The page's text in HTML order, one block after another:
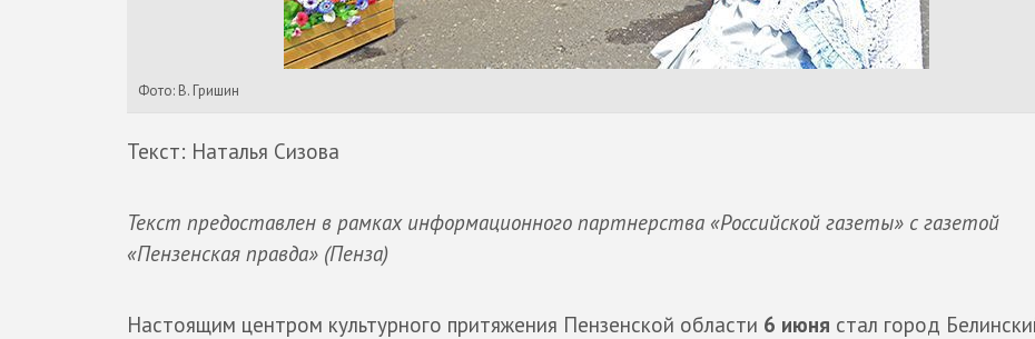
Фото: В. Гришин
Текст: Наталья Сизова
Текст предоставлен в рамках информационного партнерства «Российской газеты» с газетой
«Пензенская правда» (Пенза)
Настоящим центром культурного притяжения Пензенской области 6 июня стал город